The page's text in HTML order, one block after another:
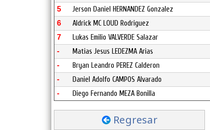
5 Jerson Daniel HERNANDEZ Gonzalez
6 Aldrick MC LOUD Rodriguez
7 Lukas Emilio VALVERDE Salazar
- Matias Jesus LEDEZMA Arias
- Bryan Leandro PEREZ Calderon
- Daniel Adolfo CAMPOS Alvarado
- Diego Fernando MEZA Bonilla
Regresar